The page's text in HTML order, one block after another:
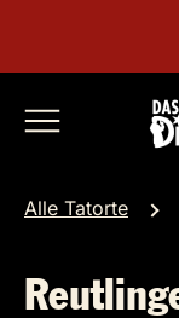
Alle Tatorte